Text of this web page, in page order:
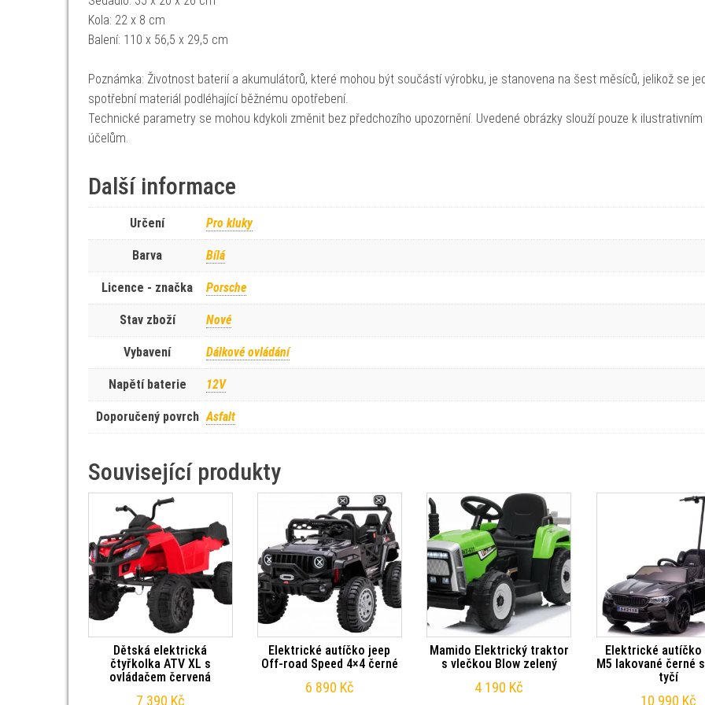
Kola: 22 x 8 cm
Balení: 110 x 56,5 x 29,5 cm
Poznámka: Životnost baterií a akumulátorů, které mohou být součástí výrobku, je stanovena na šest měsíců, jelikož se
spotřební materiál podléhající běžnému opotřebení.
Technické parametry se mohou kdykoli změnit bez předchozího upozornění. Uvedené obrázky slouží pouze k ilustrativním
účelům.
Další informace
Určení Pro kluky
Barva Bílá
Licence - značka Porsche
Stav zboží Nové
Vybavení Dálkové ovládání
Napětí baterie 12V
Doporučený povrch Asfalt
Související produkty
Dětská elektrická
čtyřkolka ATV XL s
ovládačem červená
7 390 Kč
Elektrické autíčko jeep
Off-road Speed 4×4 černé
6 890 Kč
Mamido Elektrický traktor
s vlečkou Blow zelený
4 190 Kč
Elektrické autíčko
M5 lakované černé
tyčí
10 990 Kč